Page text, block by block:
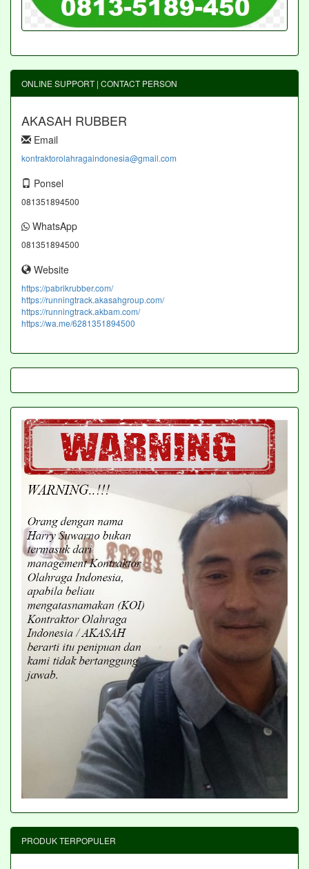
ONLINE SUPPORT | CONTACT PERSON
AKASAH RUBBER
Email
kontraktorolahragaindonesia@gmail.com
Ponsel
081351894500
WhatsApp
081351894500
Website
https://pabrikrubber.com/
https://runningtrack.akasahgroup.com/
https://runningtrack.akbam.com/
https://wa.me/6281351894500
PRODUK TERPOPULER